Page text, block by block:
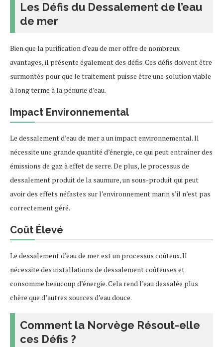
Les Défis du Dessalement de l’eau
de mer
Bien que la purification d’eau de mer offre de nombreux
avantages, il présente également des défis. Ces défis doivent être
surmontés pour que le traitement puisse être une solution viable
à long terme à la pénurie d’eau.
Impact Environnemental
Le dessalement d’eau de mer a un impact environnemental. Il
nécessite une grande quantité d’énergie, ce qui peut entraîner des
émissions de gaz à effet de serre. De plus, le processus de
dessalement produit de la saumure, un sous-produit qui peut
avoir des effets néfastes sur l’environnement marin s’il n’est pas
correctement géré.
Coût Élevé
Le dessalement d’eau de mer est un processus coûteux. Il
nécessite des installations de dessalement coûteuses et
consomme beaucoup d’énergie. Cela rend l’eau dessalée plus
chère que d’autres sources d’eau douce.
Comment la Norvège Résout-elle
ces Défis ?